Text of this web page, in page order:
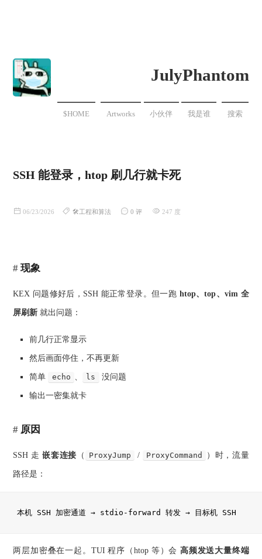
JulyPhantom
$HOME Artworks 小伙伴 我是谁 搜索
SSH 能登录，htop 刷几行就卡死
06/23/2026 🛠️工程和算法 0 评 247 度
现象
KEX 问题修好后，SSH 能正常登录。但一跑 htop、top、vim 全
屏刷新 就出问题：
前几行正常显示
然后画面停住，不再更新
简单 echo 、 ls 没问题
输出一密集就卡
原因
SSH 走嵌套连接 （ ProxyJump / ProxyCommand ）时，流量
路径是：
本机 SSH 加密通道 → stdio-forward 转发 → 目标机 SSH
两层加密叠在一起。TUI 程序（htop 等）会 高频发送大量终端